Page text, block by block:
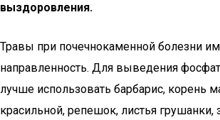
выздоровления.
Травы при почечнокаменной болезни
направленность. Для выведения
лучше использовать барбарис, корень
красильной, репешок, листья грушанки,